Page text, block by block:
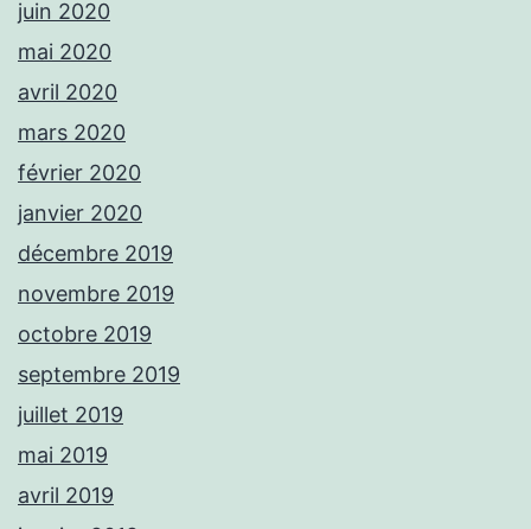
juin 2020
mai 2020
avril 2020
mars 2020
février 2020
janvier 2020
décembre 2019
novembre 2019
octobre 2019
septembre 2019
juillet 2019
mai 2019
avril 2019